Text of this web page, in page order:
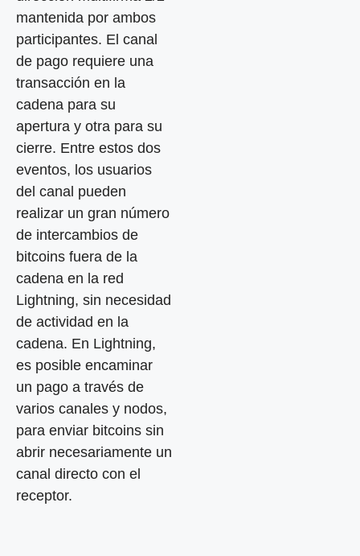
mantenida por ambos
participantes. El canal
de pago requiere una
transacción en la
cadena para su
apertura y otra para su
cierre. Entre estos dos
eventos, los usuarios
del canal pueden
realizar un gran número
de intercambios de
bitcoins fuera de la
cadena en la red
Lightning, sin necesidad
de actividad en la
cadena. En Lightning,
es posible encaminar
un pago a través de
varios canales y nodos,
para enviar bitcoins sin
abrir necesariamente un
canal directo con el
receptor.